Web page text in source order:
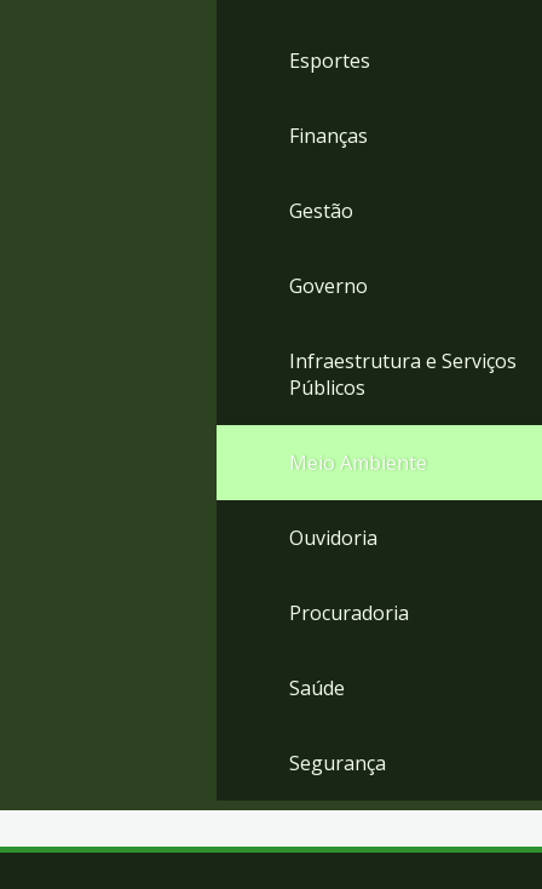
Esportes
Finanças
Gestão
Governo
Infraestrutura e Serviços
Públicos
Meio Ambiente
Ouvidoria
Procuradoria
Saúde
Segurança